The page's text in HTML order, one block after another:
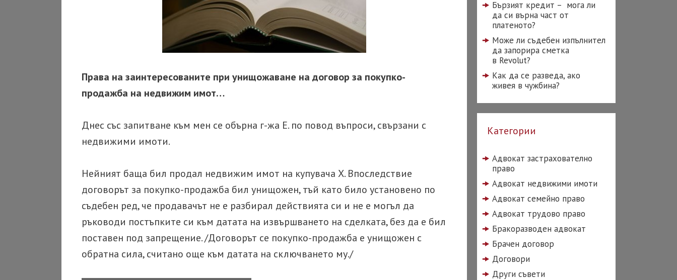
получава
наемна
цена
това?
Права на заинтересованите при унищожаване на договор за покупко-
продажба на недвижим имот…
Днес със запитване към мен се обърна г-жа Е. по повод въпроси, свързани с
недвижими имоти.
Нейният баща бил продал недвижим имот на купувача Х. Впоследствие
договорът за покупко-продажба бил унищожен, тъй като било установено по
съдебен ред, че продавачът не е разбирал действията си и не е могъл да
ръководи постъпките си към датата на извършването на сделката, без да е бил
поставен под запрещение. /Договорът се покупко-продажба е унищожен с
обратна сила, считано още към датата на сключването му./
Бързият кредит – мога ли
да си върна част от
платеното?
Може ли съдебен изпълнител
да запорира сметка
в Revolut?
Как да се разведа, ако
живея в чужбина?
Категории
Адвокат застрахователно
право
Адвокат недвижими имоти
Адвокат семейно право
Адвокат трудово право
Бракоразводен адвокат
Брачен договор
Договори
Други съвети